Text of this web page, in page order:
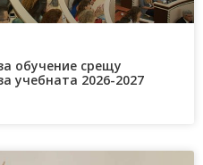
обучение срещу
учебната 2026-2027